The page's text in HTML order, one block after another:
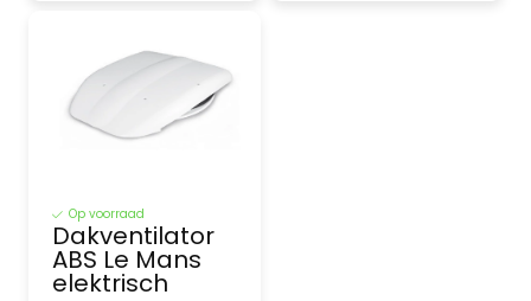
Op voorraad
Dakventilator
ABS Le Mans
elektrisch